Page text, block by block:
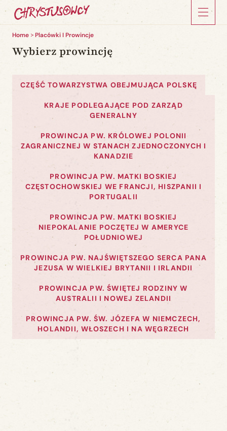
Home Placówki I Prowincje
Wybierz prowincję
CZĘŚĆ TOWARZYSTWA OBEJMUJĄCA POLSKĘ
KRAJE PODLEGAJĄCE POD ZARZĄD
GENERALNY
PROWINCJA PW. KRÓLOWEJ POLONII
ZAGRANICZNEJ W STANACH ZJEDNOCZONYCH I
KANADZIE
PROWINCJA PW. MATKI BOSKIEJ
CZĘSTOCHOWSKIEJ WE FRANCJI, HISZPANII I
PORTUGALII
PROWINCJA PW. MATKI BOSKIEJ
NIEPOKALANIE POCZĘTEJ W AMERYCE
POŁUDNIOWEJ
PROWINCJA PW. NAJŚWIĘTSZEGO SERCA PANA
JEZUSA W WIELKIEJ BRYTANII I IRLANDII
PROWINCJA PW. ŚWIĘTEJ RODZINY W
AUSTRALII I NOWEJ ZELANDII
PROWINCJA PW. ŚW. JÓZEFA W NIEMCZECH,
HOLANDII, WŁOSZECH I NA WĘGRZECH